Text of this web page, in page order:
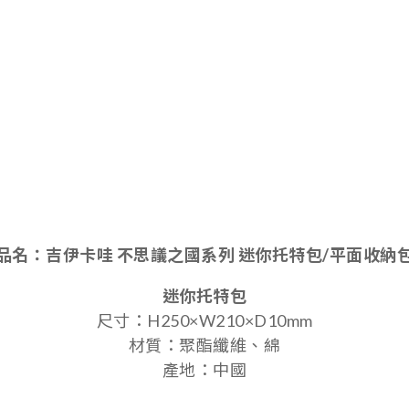
名： 吉伊卡哇 不思議之國系列 迷你托特包/平面收納
迷你托特包
尺寸：H250×W210×D10mm
材質：聚酯纖維、綿
產地：中國